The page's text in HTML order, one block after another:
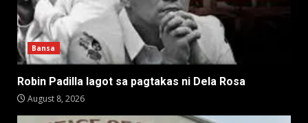
Bansa
Robin Padilla lagot sa pagtakas ni Dela Rosa
August 8, 2026